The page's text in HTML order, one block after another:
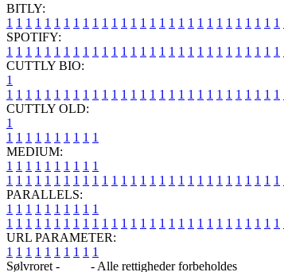
BITLY:
1 1 1 1 1 1 1 1 1 1 1 1 1 1 1 1 1 1 1 1 1 1 1 1 1 1 1 1 1
SPOTIFY:
1 1 1 1 1 1 1 1 1 1 1 1 1 1 1 1 1 1 1 1 1 1 1 1 1 1 1 1 1
CUTTLY BIO:
1
1 1 1 1 1 1 1 1 1 1 1 1 1 1 1 1 1 1 1 1 1 1 1 1 1 1 1 1 1
CUTTLY OLD:
1
1 1 1 1 1 1 1 1 1 1
MEDIUM:
1 1 1 1 1 1 1 1 1 1
1 1 1 1 1 1 1 1 1 1 1 1 1 1 1 1 1 1 1 1 1 1 1 1 1 1 1 1 1
PARALLELS:
1 1 1 1 1 1 1 1 1 1
1 1 1 1 1 1 1 1 1 1 1 1 1 1 1 1 1 1 1 1 1 1 1 1 1 1 1 1 1
URL PARAMETER:
1 1 1 1 1 1 1 1 1 1
Sølvroret -
- Alle rettigheder forbeholdes